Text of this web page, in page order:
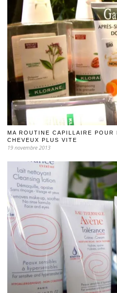
MA ROUTINE CAPILLAIRE POUR
CHEVEUX PLUS VITE
19 novembre 2013